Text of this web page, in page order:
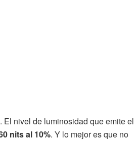
. El nivel de luminosidad que emite el
nits al 10%. Y lo mejor es que no